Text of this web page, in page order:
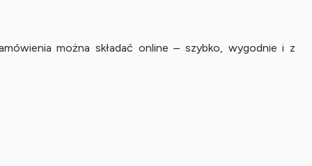
można składać online – szybko, wygodnie i z